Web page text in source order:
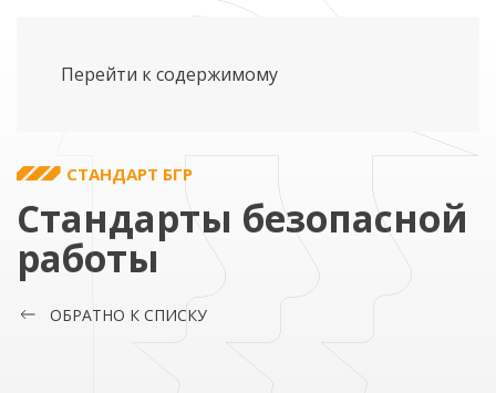
Перейти к содержимому
СТАНДАРТ БГР
Стандарты безопасной
работы
ОБРАТНО К СПИСКУ